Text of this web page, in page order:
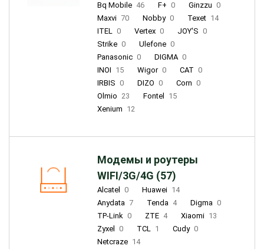
Bq Mobile 46 F+ 0 Ginzzu 0
Maxvi 70 Nobby 0 Texet 14
ITEL 0 Vertex 0 JOY'S 0
Strike 0 Ulefone 0
Panasonic 0 DIGMA 0
INOI 15 Wigor 0 CAT 0
IRBIS 0 DIZO 0 Corn 0
Olmio 23 Fontel
15
Xenium 12
Модемы и роутеры
WIFI/3G/4G (57)
Alcatel 0 Huawei 14
Anydata 7 Tenda 4 Digma 0
TP-Link 0 ZTE 4 Xiaomi 13
Zyxel
0 TCL 1 Cudy 0
Netcraze 14